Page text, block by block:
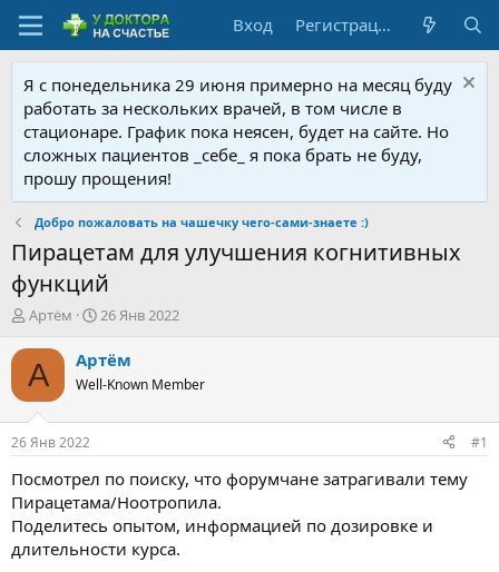
Вход Регистрация
Я с понедельника 29 июня примерно на месяц буду
работать за нескольких врачей, в том числе в
стационаре. График пока неясен, будет на сайте. Но
сложных пациентов _себе_ я пока брать не буду,
прошу прощения!
Добро пожаловать на чашечку чего-сами-знаете :)
Пирацетам для улучшения когнитивных
функций
А
т
о
т
е
м
ы
Артём
Д
т
а
н
а
л
26 Янв 2022
А Артём
Well-Known Member
26 Янв 2022 #1
Посмотрел по поиску, что форумчане затрагивали тему
Пирацетама/Ноотропила.
Поделитесь опытом, информацией по дозировке и
длительности курса.